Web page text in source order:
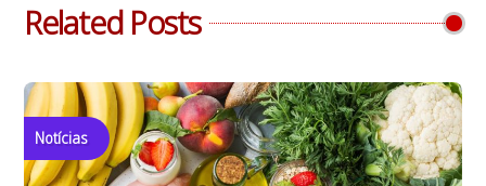
Related Posts
Notícias